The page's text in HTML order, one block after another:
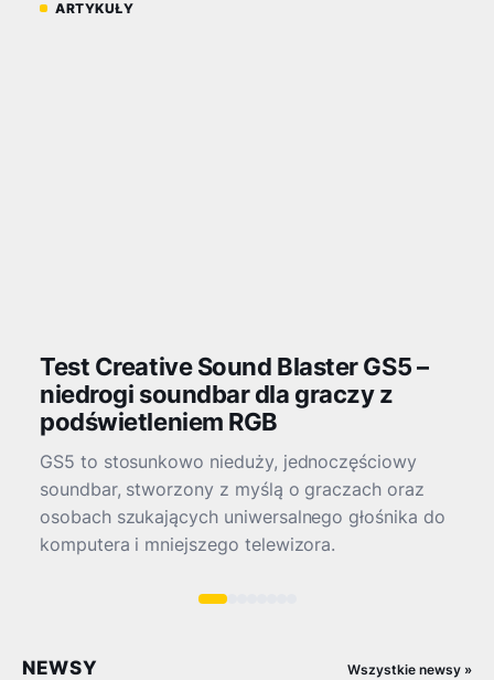
Test Ezviz EB8-Pro 4G Wi-Fi Kit
NEWSY Wszystkie newsy »